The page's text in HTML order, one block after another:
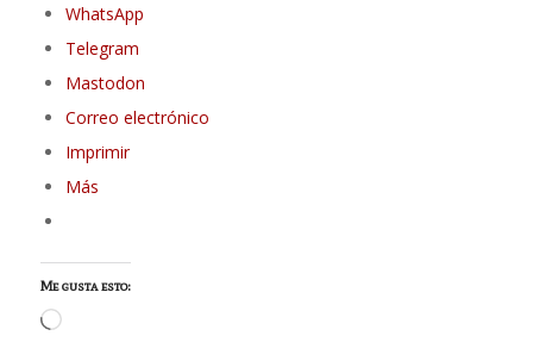
WhatsApp
Telegram
Mastodon
Correo electrónico
Imprimir
Más
Me gusta esto:
Cargando...